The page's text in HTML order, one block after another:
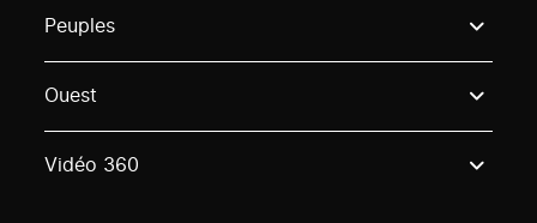
Peuples
Ouest
Vidéo 360